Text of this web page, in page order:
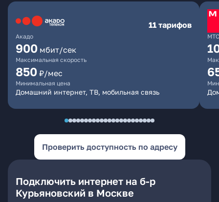
Акадо
11 тарифов
900 мбит/сек
Максимальная скорость
850 ₽/мес
Минимальная цена
Домашний интернет, ТВ, мобильная связь
МТС
Проверить доступность по адресу
Подключить интернет на б-р
Курьяновский в Москве